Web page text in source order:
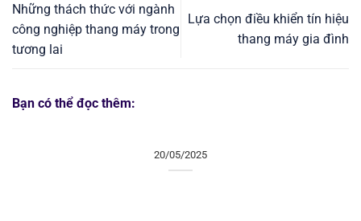
Những thách thức với ngành
công nghiệp thang máy trong
tương lai
Lựa chọn điều khiển tín hiệu
thang máy gia đình
Bạn có thể đọc thêm:
20/05/2025